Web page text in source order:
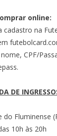
online:
cadastro na
CPF/
DE
do Fluminense
10h às 20h